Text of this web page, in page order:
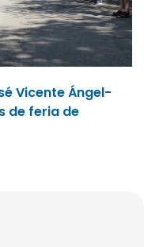
Vicente Ángel-
de feria de